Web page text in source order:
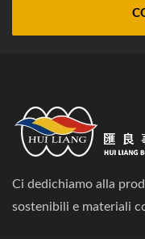
Ci dedichiamo alla
sostenibili e materiali